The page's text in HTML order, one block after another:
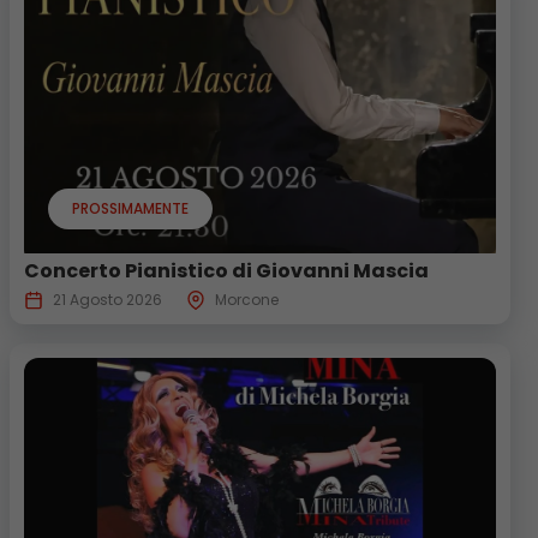
PROSSIMAMENTE
Concerto Pianistico di Giovanni Mascia
21 Agosto 2026 Morcone